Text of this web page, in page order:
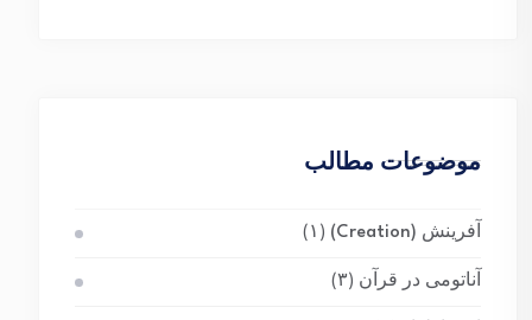
موضوعات مطالب
آفرینش (Creation) (۱)
آناتومی در قرآن (۳)